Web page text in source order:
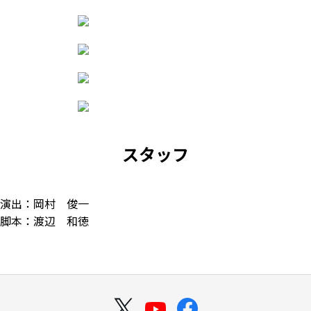
スタッフ
演出：岡村 俊一
脚本：渡辺 和徳